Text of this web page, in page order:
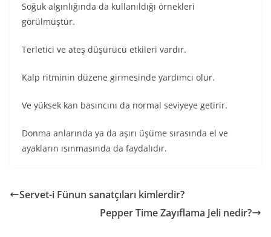
Soğuk algınlığında da kullanıldığı örnekleri
görülmüştür.
Terletici ve ateş düşürücü etkileri vardır.
Kalp ritminin düzene girmesinde yardımcı olur.
Ve yüksek kan basıncını da normal seviyeye getirir.
Donma anlarında ya da aşırı üşüme sırasında el ve
ayakların ısınmasında da faydalıdır.
Servet-i Fünun sanatçıları kimlerdir?
Pepper Time Zayıflama Jeli nedir?